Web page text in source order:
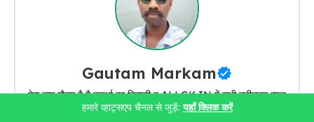
Gautam Markam
मेरा नाम गौतम है मै कवर्धा का निवासी हु ALLGK.IN में सभी नवीनतम न्यूज़
और जॉब्स, रिजल्ट, एडमिट कार्ड, ऑफलाइन जॉब्स, ऑनलाइन फॉर्म, कॉलेज
हमारे व्हाट्सएप चैनल से जुड़ें:यहाँ क्लिक करें